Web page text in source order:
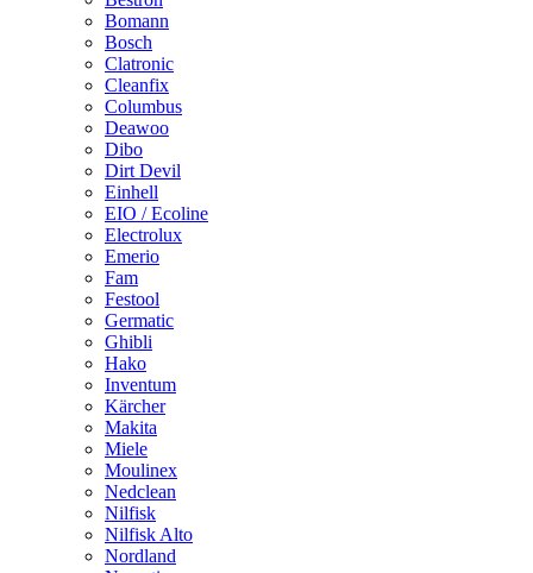
Bomann
Bosch
Clatronic
Cleanfix
Columbus
Deawoo
Dibo
Dirt Devil
Einhell
EIO / Ecoline
Electrolux
Emerio
Fam
Festool
Germatic
Ghibli
Hako
Inventum
Kärcher
Makita
Miele
Moulinex
Nedclean
Nilfisk
Nilfisk Alto
Nordland